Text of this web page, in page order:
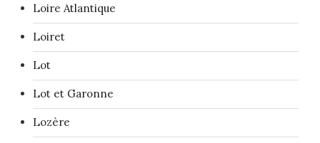
Loire Atlantique
Loiret
Lot
Lot et Garonne
Lozère